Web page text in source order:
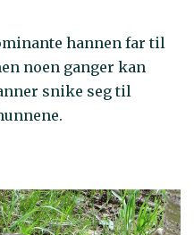
hannen far til
noen ganger kan
snike seg til